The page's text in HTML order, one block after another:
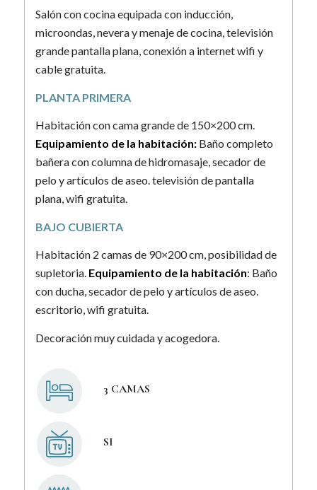
Salón con cocina equipada con inducción,
microondas, nevera y menaje de cocina, televisión
grande pantalla plana, conexión a internet wifi y
cable gratuita.
PLANTA PRIMERA
Habitación con cama grande de 150×200 cm.
Equipamiento de la habitación:Baño completo
bañera con columna de hidromasaje, secador de
pelo y artículos de aseo. televisión de pantalla
plana, wifi gratuita.
BAJO CUBIERTA
Habitación 2 camas de 90×200 cm, posibilidad de
supletoria. Equipamiento de la habitación: Baño
con ducha, secador de pelo y artículos de aseo.
escritorio, wifi gratuita.
Decoración muy cuidada y acogedora.
3 CAMAS
SI